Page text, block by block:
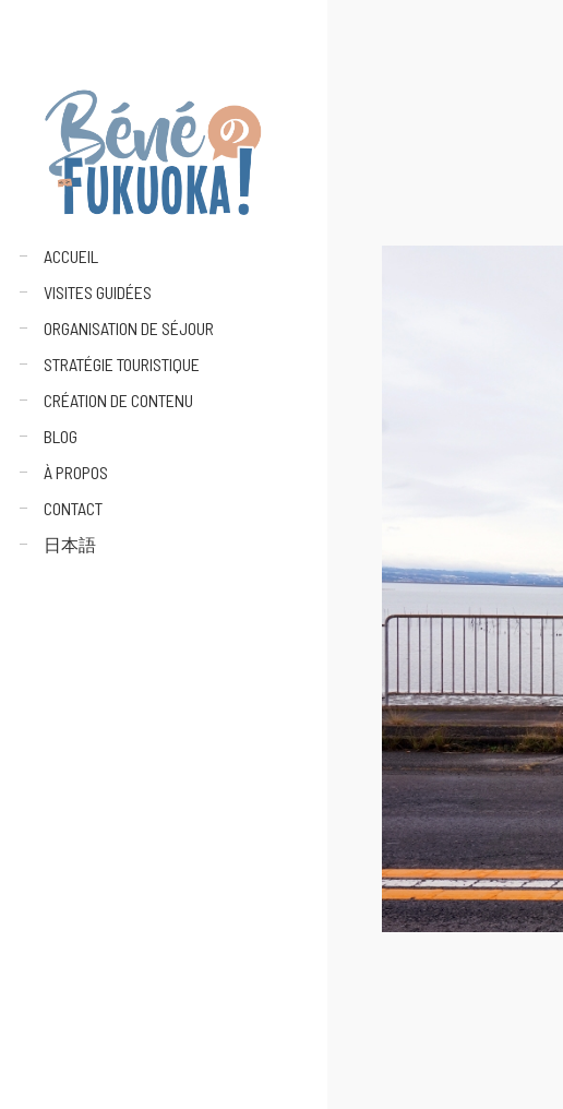
ACCUEIL
VISITES GUIDÉES
ORGANISATION DE SÉJOUR
STRATÉGIE TOURISTIQUE
CRÉATION DE CONTENU
BLOG
À PROPOS
CONTACT
日本語